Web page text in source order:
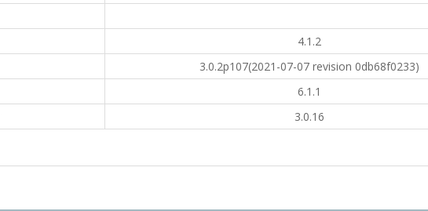
4.1.2
3.0.2p107(2021-07-07 revision 0db68f0233)
6.1.1
3.0.16